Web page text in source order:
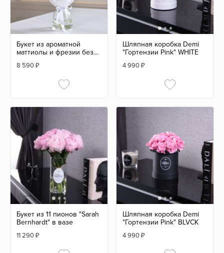
Букет из ароматной
маттиолы и фрезии без
8 590₽
Шляпная коробка Demi
"Гортензии Pink" WHITE
4 990₽
Букет из 11 пионов "Sarah
Bernhardt" в вазе
11 290₽
Шляпная коробка Demi
"Гортензии Pink" BLVCK
4 990₽